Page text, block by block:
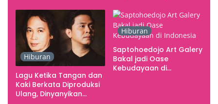
Hiburan
Lagu Ketika Tangan dan
Kaki Berkata Diproduksi
Ulang, Dinyanyikan
Hiburan
Saptohoedojo Art Galery
Bakal jadi Oase
Kebudayaan di